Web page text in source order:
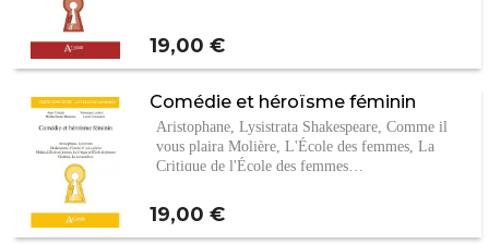
Prix
19,00 €
Comédie et héroïsme féminin
Aristophane, Lysistrata Shakespeare, Comme il
vous plaira Molière, L'École des femmes, La
Critique de l'École des femmes…
Prix
19,00 €